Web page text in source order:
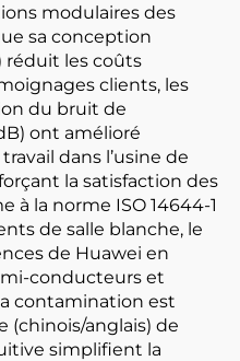
modulaires des
sa conception
réduit les coûts
clients, les
du bruit de
ont amélioré
dans l’usine de
la satisfaction des
à la norme ISO 14644-1
de salle blanche, le
de Huawei en
conducteurs et
contamination est
(chinois/anglais) de
simplifient la